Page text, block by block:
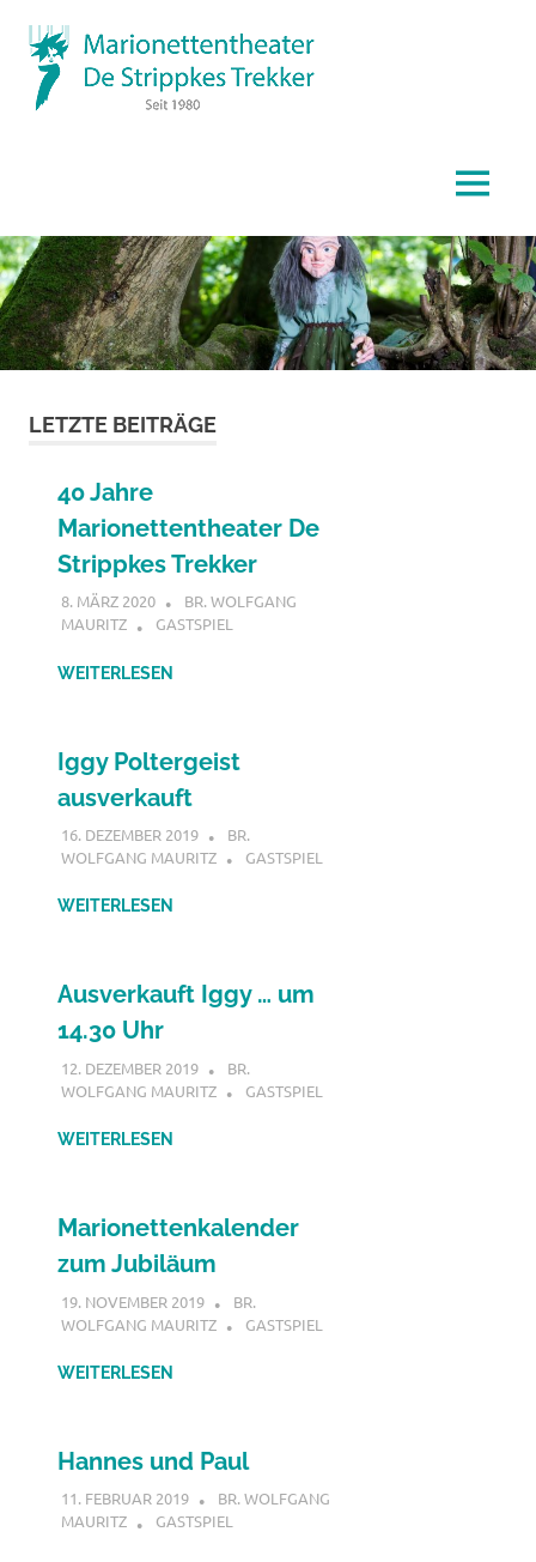
Inhalt
springen
MENÜ
LETZTE BEITRÄGE
40 Jahre
Marionettentheater De
Strippkes Trekker
8. MÄRZ 2020
BR. WOLFGANG
MAURITZ
GASTSPIEL
WEITERLESEN
Iggy Poltergeist
ausverkauft
16. DEZEMBER 2019
BR.
WOLFGANG MAURITZ
GASTSPIEL
WEITERLESEN
Ausverkauft Iggy … um
14.30 Uhr
12. DEZEMBER 2019
BR.
WOLFGANG MAURITZ
GASTSPIEL
WEITERLESEN
Marionettenkalender
zum Jubiläum
19. NOVEMBER 2019
BR.
WOLFGANG MAURITZ
GASTSPIEL
WEITERLESEN
Hannes und Paul
11. FEBRUAR 2019
BR. WOLFGANG
MAURITZ
GASTSPIEL